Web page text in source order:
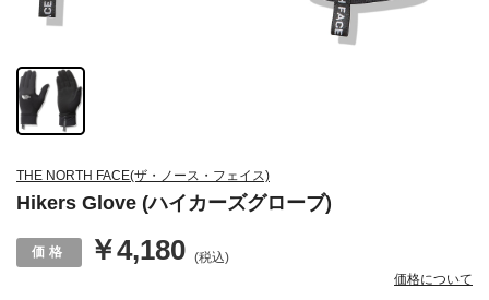
THE NORTH FACE(ザ・ノース・フェイス)
Hikers Glove (ハイカーズグローブ)
￥4,180 (税込)
価格について